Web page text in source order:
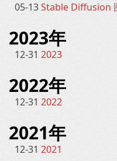
05-13Stable Diffusion
2023年
12-31 2023
2022年
12-31 2022
2021年
12-31 2021